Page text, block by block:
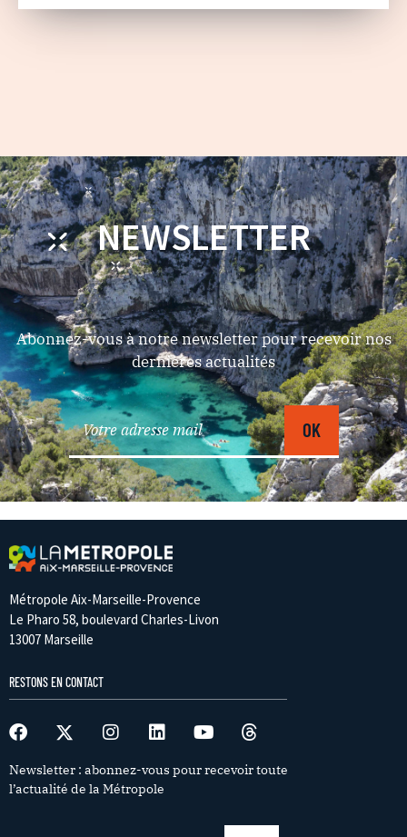
NEWSLETTER
Abonnez-vous à notre newsletter pour recevoir nos
dernières actualités
Métropole Aix-Marseille-Provence
Le Pharo 58, boulevard Charles-Livon
13007 Marseille
RESTONS EN CONTACT
Newsletter : abonnez-vous pour recevoir toute
l’actualité de la Métropole